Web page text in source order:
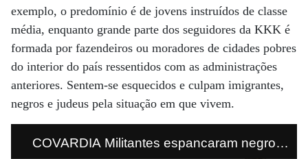
exemplo, o predomínio é de jovens instruídos de classe
média, enquanto grande parte dos seguidores da KKK é
formada por fazendeiros ou moradores de cidades pobres
do interior do país ressentidos com as administrações
anteriores. Sentem-se esquecidos e culpam imigrantes,
negros e judeus pela situação em que vivem.
COVARDIA Militantes espancaram negro